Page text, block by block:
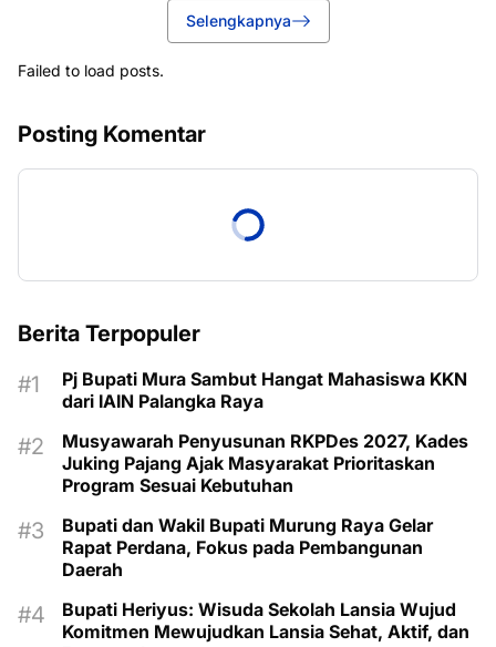
Selengkapnya
Failed to load posts.
Posting Komentar
Berita Terpopuler
Pj Bupati Mura Sambut Hangat Mahasiswa KKN
dari IAIN Palangka Raya
Musyawarah Penyusunan RKPDes 2027, Kades
Juking Pajang Ajak Masyarakat Prioritaskan
Program Sesuai Kebutuhan
Bupati dan Wakil Bupati Murung Raya Gelar
Rapat Perdana, Fokus pada Pembangunan
Daerah
Bupati Heriyus: Wisuda Sekolah Lansia Wujud
Komitmen Mewujudkan Lansia Sehat, Aktif, dan